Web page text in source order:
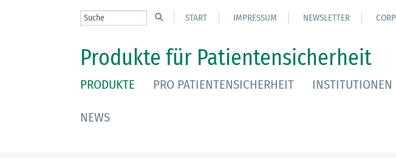
START IMPRESSUM NEWSLETTER
Produkte für Patientensicherheit
PRODUKTE PRO PATIENTENSICHERHEIT INSTITUTIONEN
NEWS